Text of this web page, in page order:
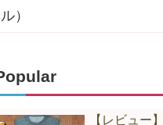
）
【レビュー